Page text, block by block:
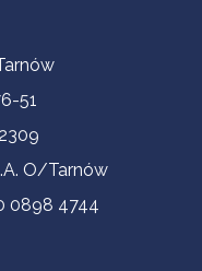
51
O/Tarnów
0898 4744